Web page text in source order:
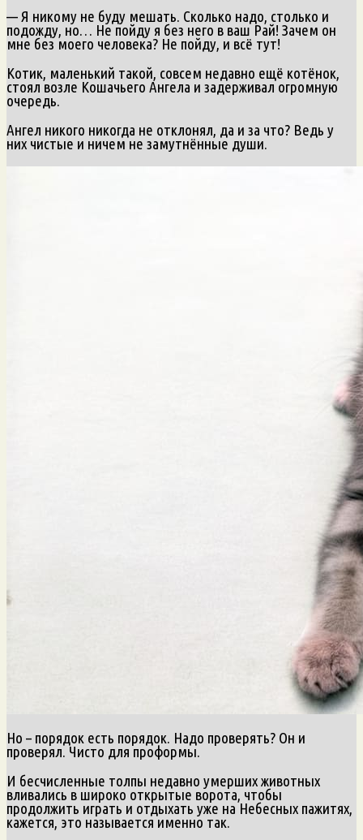
— Я никому не буду мешать. Сколько надо, столько и
подожду, но… Не пойду я без него в ваш Рай! Зачем он
мне без моего человека? Не пойду, и всё тут!
Котик, маленький такой, совсем недавно ещё котёнок,
стоял возле Кошачьего Ангела и задерживал огромную
очередь.
Ангел никого никогда не отклонял, да и за что? Ведь у
них чистые и ничем не замутнённые души.
Но – порядок есть порядок. Надо проверять? Он и
проверял. Чисто для проформы.
И бесчисленные толпы недавно умерших животных
вливались в широко открытые ворота, чтобы
продолжить играть и отдыхать уже на Небесных пажитях,
кажется, это называется именно так.